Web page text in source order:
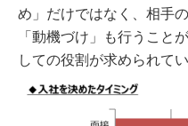
め」だけではなく、相手
「動機づけ」も行うこと
しての役割が求められてい